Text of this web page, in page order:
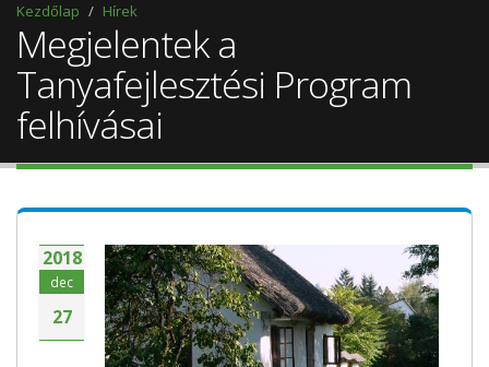
Kezdőlap Hírek
Megjelentek a
Tanyafejlesztési Program
felhívásai
2018
dec
27